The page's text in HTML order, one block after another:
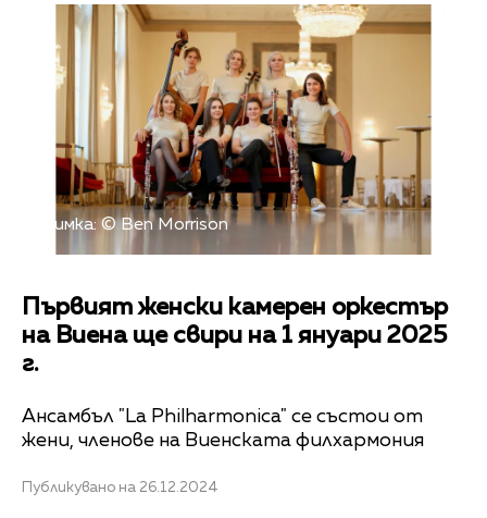
Снимка: © Ben Morrison
Първият женски камерен оркестър
на Виена ще свири на 1 януари 2025
г.
Ансамбъл "La Philharmonica" се състои от
жени, членове на Виенската филхармония
Публикувано на 26.12.2024